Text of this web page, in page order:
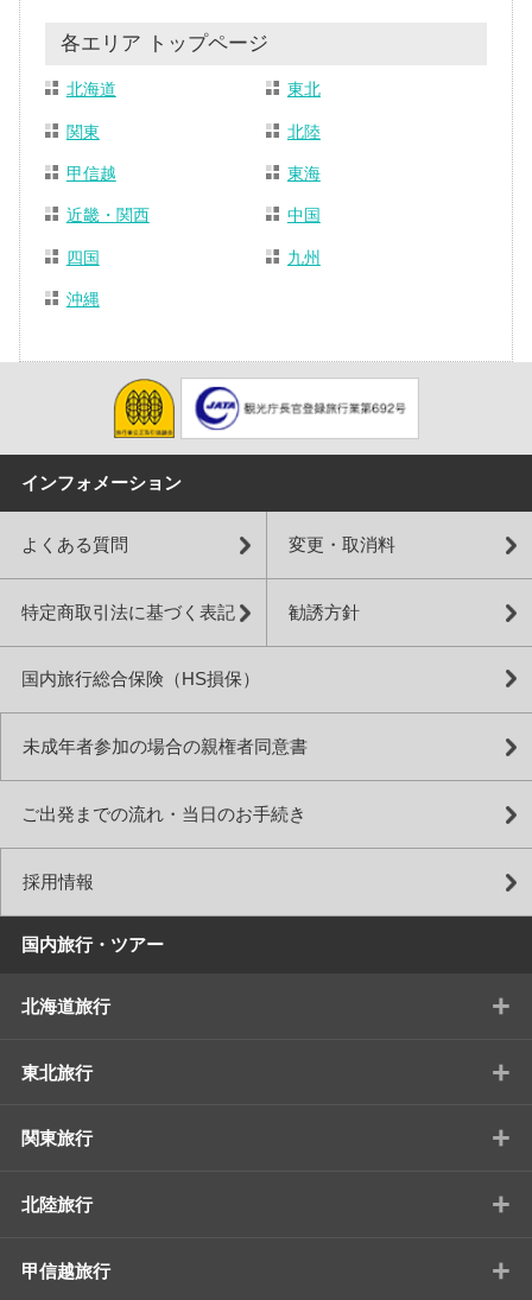
各エリア トップページ
北海道 東北
関東 北陸
甲信越 東海
近畿・関西 中国
四国 九州
沖縄
インフォメーション
よくある質問 変更・取消料
特定商取引法に基づく表記 勧誘方針
国内旅行総合保険（HS損保）
未成年者参加の場合の親権者同意書
ご出発までの流れ・当日のお手続き
採用情報
国内旅行・ツアー
北海道旅行 +
東北旅行 +
関東旅行 +
北陸旅行 +
甲信越旅行 +